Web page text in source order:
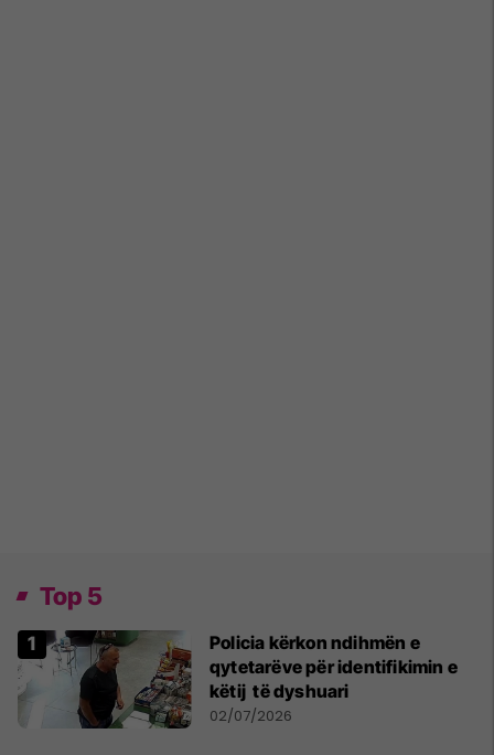
Top 5
Policia kërkon ndihmën e
qytetarëve për identifikimin e
këtij të dyshuari
02/07/2026